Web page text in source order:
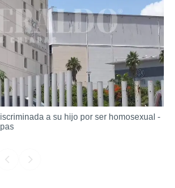
a su hijo por ser homosexual -